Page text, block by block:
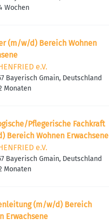
:
Wochen
(m/w/d) Bereich Wohnen
e.V.
Bayerisch Gmain, Deutschland
:
Monaten
Pflegerische Fachkraft
Bereich Wohnen Erwachsene
e.V.
Bayerisch Gmain, Deutschland
:
Monaten
(m/w/d) Bereich
Erwachsene